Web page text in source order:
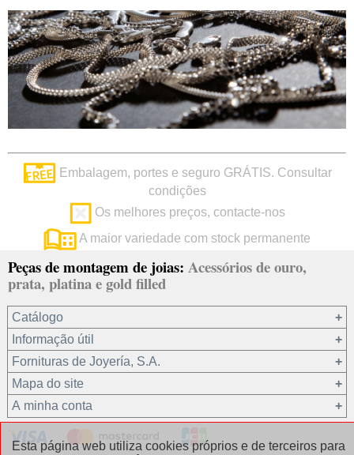
Embalagem, portes e seguro GRÁTIS. Consultar
condições
Os melhores preços, contacte-nos
A maior variedade com stock permanente
Peças de montagem de joias: Acessórios de ouro,
prata, platina e gold filled
Catálogo
Ouro 18 kt
Ouro 9 kt
Platina 22.8 kt
Prata 925
Informação útil
Fornituras de Joyería, S.A.
Quem somos?
condições de venda
Mapa do site
A minha conta
Esta página web utiliza cookies próprios e de terceiros para